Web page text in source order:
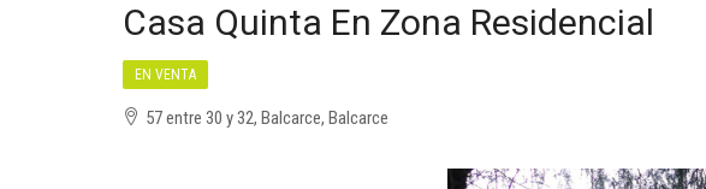
Casa Quinta En Zona Residencial
EN VENTA
57 entre 30 y 32, Balcarce, Balcarce